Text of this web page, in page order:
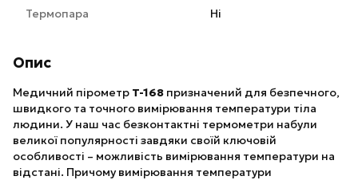
Термопара Ні
Опис
Медичний пірометр T-168 призначений для безпечного,
швидкого та точного вимірювання температури тіла
людини. У наш час безконтактні термометри набули
великої популярності завдяки своїй ключовій
особливості – можливість вимірювання температури на
відстані. Причому вимірювання температури